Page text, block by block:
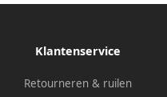
Klantenservice
Retourneren & ruilen